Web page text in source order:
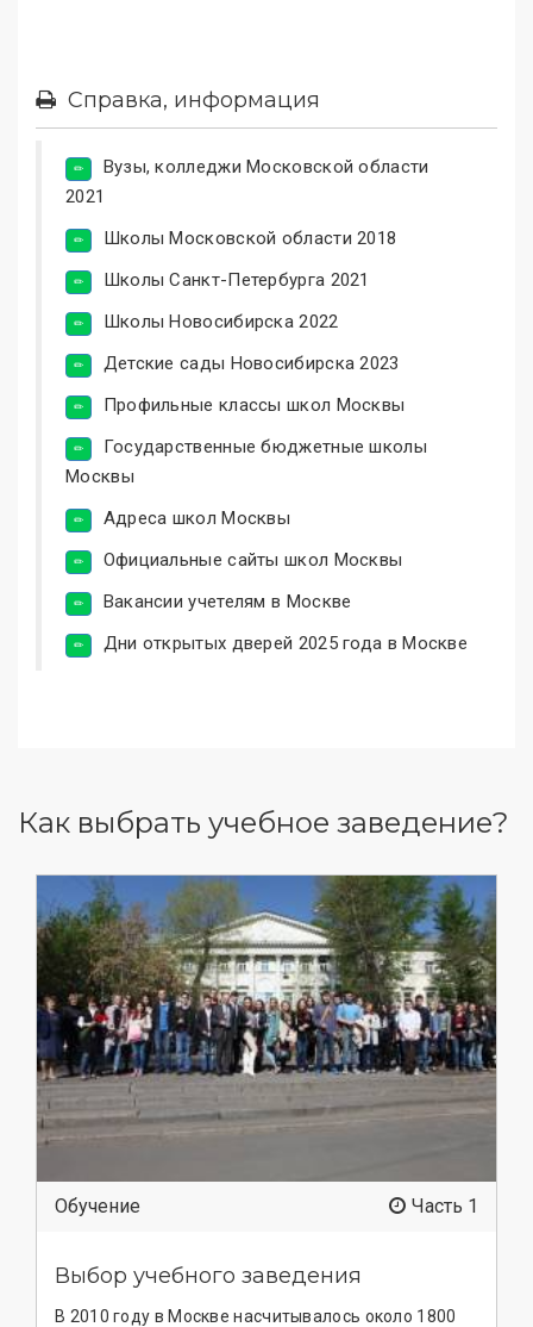
Справка, информация
Вузы, колледжи Московской области
2021
Школы Московской области 2018
Школы Санкт-Петербурга 2021
Школы Новосибирска 2022
Детские сады Новосибирска 2023
Профильные классы школ Москвы
Государственные бюджетные школы
Москвы
Адреса школ Москвы
Официальные сайты школ Москвы
Вакансии учетелям в Москве
Дни открытых дверей 2025 года в Москве
Как выбрать учебное заведение?
Обучение Часть 1
Выбор учебного заведения
В 2010 году в Москве насчитывалось около 1800